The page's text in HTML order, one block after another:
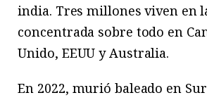
india. Tres millones viven en
concentrada sobre todo en
Unido, EEUU y Australia.
En 2022, murió baleado en